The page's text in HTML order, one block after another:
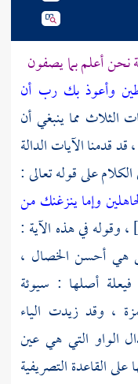
نحن أعلم بما يصفون
وأعوذ بك رب أن
الثلاث مما ينبغي أن
قدمنا الآيات الدالة
على قوله تعالى :
وإما ينزغنك من
[ 7 \ 199 - 200 ] ، وقوله في هذه الآية :
هي أحسن الخصال ،
أصلها : سيوئة
، وقد زيدت الياء
الواو التي هي عين
على القاعدة التصريفية